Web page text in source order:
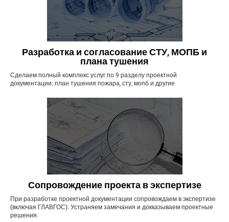
Разработка и согласование СТУ, МОПБ и
плана тушения
Сделаем полный комплекс услуг по 9 разделу проектной
документации: план тушения пожара, сту, мопб и другие
Сопровождение проекта в экспертизе
При разработке проектной документации сопровождаем в экспертизе
(включая ГЛАВГОС). Устраняем замечания и докказываем проектные
решения.